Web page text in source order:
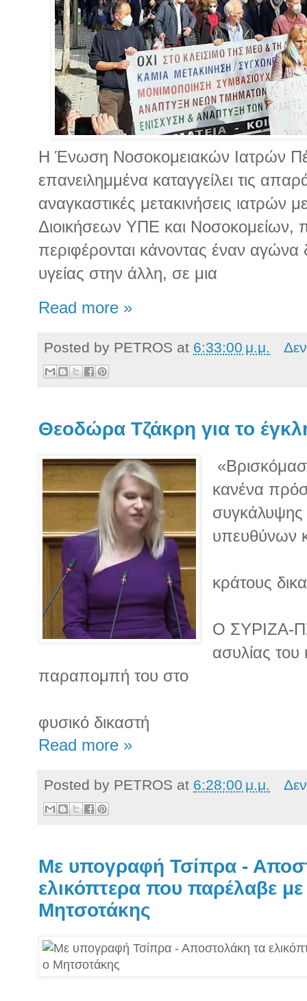
Η Ένωση Νοσοκομειακών Ιατρών
επανειλημμένα καταγγείλει τις
αναγκαστικές μετακινήσεις ιατρών
Διοικήσεων ΥΠΕ και Νοσοκομείων,
περιφέρονται κάνοντας έναν
υγείας στην άλλη, σε μια
Read more »
Posted by PETROS at 6:33:00 μ.μ.
Θεοδώρα Τζάκρη για το
κανένα
υπευθύνων
κράτους
Ο ΣΥΡΙΖΑ-
ασυλίας
παραπομπή του στο
φυσικό δικαστή
Read more »
Posted by PETROS at 6:28:00 μ.μ.
Με υπογραφή Τσίπρα -
ελικόπτερα που παρέλαβε με
Μητσοτάκης